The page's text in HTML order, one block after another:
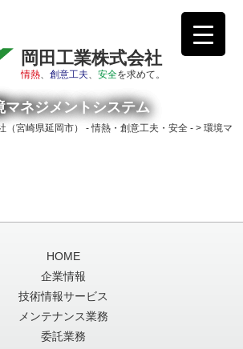
岡田工業株式会社
情熱、 創意工夫、 安全を求めて。
マネジメントシステム
（宮崎県延岡市） - 情熱・創意工夫・安全 -> 環境マ
HOME
企業情報
技術情報サービス
メンテナンス業務
委託業務